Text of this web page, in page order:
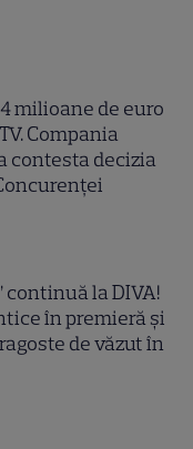
milioane de euro
Compania
contesta decizia
continuă la DIVA!
în premieră și
de văzut în